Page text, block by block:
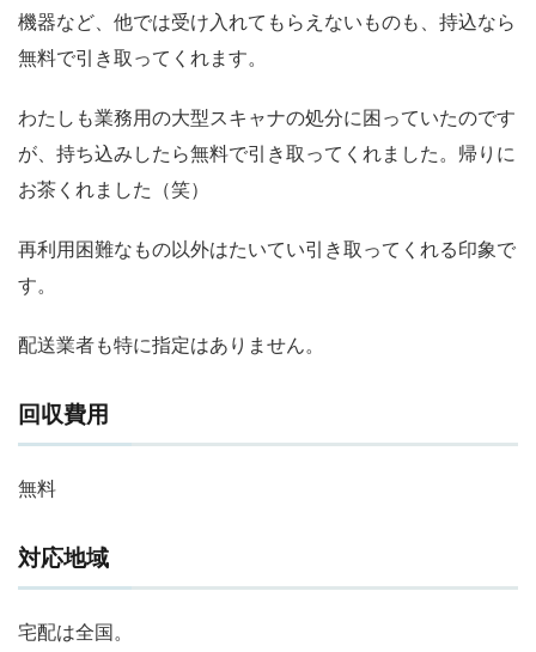
機器など、他では受け入れてもらえないものも、持込なら
無料で引き取ってくれます。
わたしも業務用の大型スキャナの処分に困っていたのです
が、持ち込みしたら無料で引き取ってくれました。帰りに
お茶くれました（笑）
再利用困難なもの以外はたいてい引き取ってくれる印象で
す。
配送業者も特に指定はありません。
回収費用
無料
対応地域
宅配は全国。